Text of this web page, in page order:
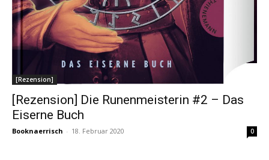
[Rezension]
[Rezension] Die Runenmeisterin #2 – Das
Eiserne Buch
Booknaerrisch - 18. Februar 2020 0